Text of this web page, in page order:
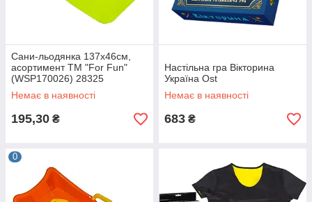
Сани-льодянка 137х46см,
асортимент ТМ "For Fun"
(WSP170026) 28325
Немає в наявності
195,30 ₴
Настільна гра Вікторина
Україна Ost
Немає в наявності
683 ₴
0